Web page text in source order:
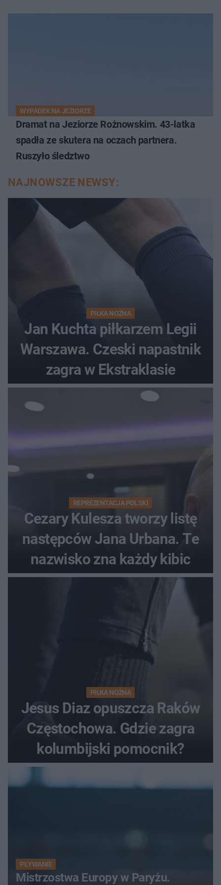
WYPADEK NA JEZIORZE
Dramat na Jeziorze Rożnowskim. 43-latka
spadła ze skutera na oczach partnera.
Ruszyło śledztwo
NAJNOWSZE NEWSY:
PIŁKA NOŻNA
Jan Kuchta piłkarzem Legii
Warszawa. Czeski napastnik
zagra w Ekstraklasie
REPREZENTACJA POLSKI
Cezary Kulesza tworzy listę
następców Jana Urbana. Te
nazwisko zna każdy kibic
PIŁKA NOŻNA
Jesus Diaz opuszcza Raków
Częstochowa. Gdzie zagra
kolumbijski pomocnik?
PŁYWANIE
Mistrzostwa Europy w Paryżu.